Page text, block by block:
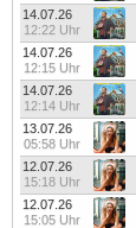
14.07.26
12:22 Uhr
14.07.26
12:15 Uhr
14.07.26
12:14 Uhr
13.07.26
05:58 Uhr
12.07.26
15:18 Uhr
12.07.26
15:05 Uhr